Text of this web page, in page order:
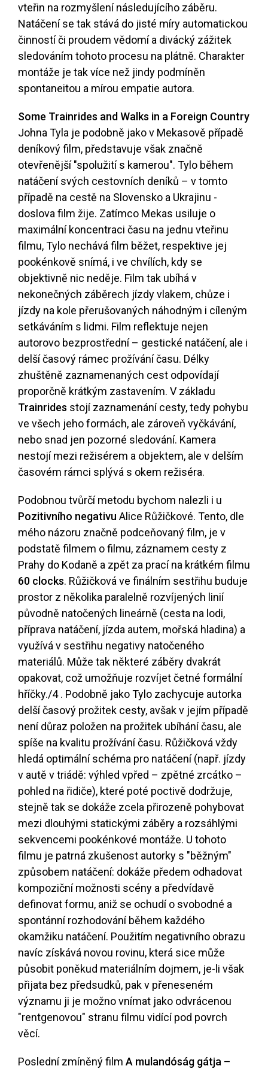
vteřin na rozmyšlení následujícího záběru.
Natáčení se tak stává do jisté míry automatickou
činností či proudem vědomí a divácký zážitek
sledováním tohoto procesu na plátně. Charakter
montáže je tak více než jindy podmíněn
spontaneitou a mírou empatie autora.
Some Trainrides and Walks in a Foreign Country
Johna Tyla je podobně jako v Mekasově případě
deníkový film, představuje však značně
otevřenější "spolužití s kamerou". Tylo během
natáčení svých cestovních deníků – v tomto
případě na cestě na Slovensko a Ukrajinu -
doslova film žije. Zatímco Mekas usiluje o
maximální koncentraci času na jednu vteřinu
filmu, Tylo nechává film běžet, respektive jej
pookénkově snímá, i ve chvílích, kdy se
objektivně nic neděje. Film tak ubíhá v
nekonečných záběrech jízdy vlakem, chůze i
jízdy na kole přerušovaných náhodným i cíleným
setkáváním s lidmi. Film reflektuje nejen
autorovo bezprostřední – gestické natáčení, ale i
delší časový rámec prožívání času. Délky
zhuštěně zaznamenaných cest odpovídají
proporčně krátkým zastavením. V základu
Trainrides stojí zaznamenání cesty, tedy pohybu
ve všech jeho formách, ale zároveň vyčkávání,
nebo snad jen pozorné sledování. Kamera
nestojí mezi režisérem a objektem, ale v delším
časovém rámci splývá s okem režiséra.
Podobnou tvůrčí metodu bychom nalezli i u
Pozitivního negativu Alice Růžičkové. Tento, dle
mého názoru značně podceňovaný film, je v
podstatě filmem o filmu, záznamem cesty z
Prahy do Kodaně a zpět za prací na krátkém filmu
60 clocks. Růžičková ve finálním sestřihu buduje
prostor z několika paralelně rozvíjených linií
původně natočených lineárně (cesta na lodi,
příprava natáčení, jízda autem, mořská hladina) a
využívá v sestřihu negativy natočeného
materiálů. Může tak některé záběry dvakrát
opakovat, což umožňuje rozvíjet četné formální
hříčky./4. Podobně jako Tylo zachycuje autorka
delší časový prožitek cesty, avšak v jejím případě
není důraz položen na prožitek ubíhání času, ale
spíše na kvalitu prožívání času. Růžičková vždy
hledá optimální schéma pro natáčení (např. jízdy
v autě v triádě: výhled vpřed – zpětné zrcátko –
pohled na řidiče), které poté poctivě dodržuje,
stejně tak se dokáže zcela přirozeně pohybovat
mezi dlouhými statickými záběry a rozsáhlými
sekvencemi pookénkové montáže. U tohoto
filmu je patrná zkušenost autorky s "běžným"
způsobem natáčení: dokáže předem odhadovat
kompoziční možnosti scény a předvídavě
definovat formu, aniž se ochudí o svobodné a
spontánní rozhodování během každého
okamžiku natáčení. Použitím negativního obrazu
navíc získává novou rovinu, která sice může
působit poněkud materiálním dojmem, je-li však
přijata bez předsudků, pak v přeneseném
významu ji je možno vnímat jako odvrácenou
"rentgenovou" stranu filmu vidící pod povrch
věcí.
Poslední zmíněný film A mulandóság gátja –